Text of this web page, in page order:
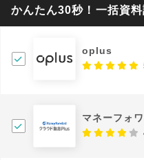
かんたん30秒！一括資
oplus
マネーフォ